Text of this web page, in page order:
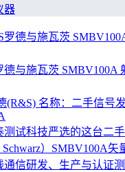
器
德与施瓦茨 SMBV100A
(R&S) 名称：二手信号
测试科技严选的这台二
Schwarz）SMBV100A
通信研发、生产与认证